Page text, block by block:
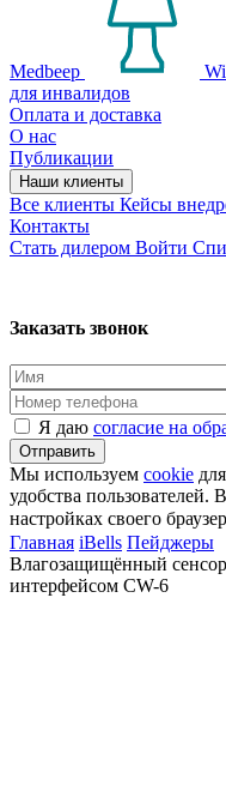
Medbeep
для инвалидов
Оплата и доставка
О нас
Публикации
Наши клиенты
Все клиенты Кейсы
Контакты
Стать дилером Войти
Заказать звонок
Я даю согласие на
Отправить
Мы используем cookie
удобства пользователей.
настройках своего
Главная iBells Пейджеры
Влагозащищённый
интерфейсом CW-6